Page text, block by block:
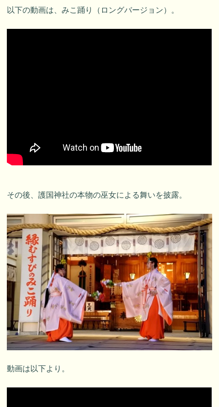
以下の動画は、みこ踊り（ロングバージョン）。
その後、護国神社の本物の巫女による舞いを披露。
動画は以下より。